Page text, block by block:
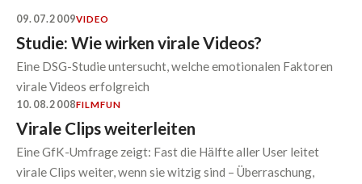
09.07.2009VIDEO
Studie: Wie wirken virale Videos?
Eine DSG-Studie untersucht, welche emotionalen Faktoren
virale Videos erfolgreich
10.08.2008FILMFUN
Virale Clips weiterleiten
Eine GfK-Umfrage zeigt: Fast die Hälfte aller User leitet
virale Clips weiter, wenn sie witzig sind – Überraschung,